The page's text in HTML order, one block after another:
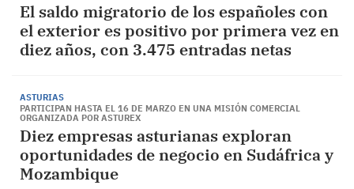
El saldo migratorio de los españoles con
el exterior es positivo por primera vez en
diez años, con 3.475 entradas netas
ASTURIAS
PARTICIPAN HASTA EL 16 DE MARZO EN UNA MISIÓN COMERCIAL
ORGANIZADA POR ASTUREX
Diez empresas asturianas exploran
oportunidades de negocio en Sudáfrica y
Mozambique